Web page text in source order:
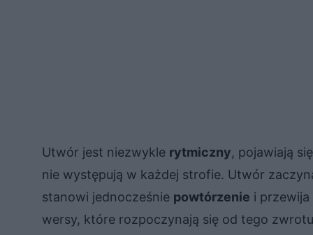
Utwór jest niezwykle rytmiczny, pojawiają
nie występują w każdej strofie. Utwór
stanowi jednocześnie powtórzenie i przewija
wersy, które rozpoczynają się od tego